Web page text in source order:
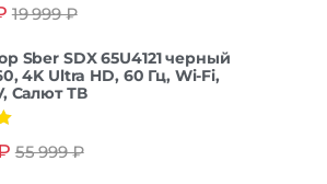
19 999₽
Sber SDX 65U4121 черный
4K Ultra HD, 60 Гц, Wi-Fi,
Салют ТВ
55 999₽